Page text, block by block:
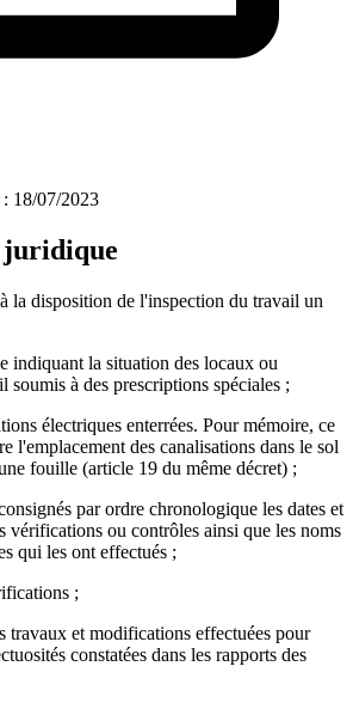
: 18/07/2023
juridique
la disposition de l'inspection du travail un
indiquant la situation des locaux ou
soumis à des prescriptions spéciales ;
électriques enterrées. Pour mémoire, ce
l'emplacement des canalisations dans le sol
fouille (article 19 du même décret) ;
par ordre chronologique les dates et
vérifications ou contrôles ainsi que les noms
qui les ont effectués ;
;
travaux et modifications effectuées pour
constatées dans les rapports des